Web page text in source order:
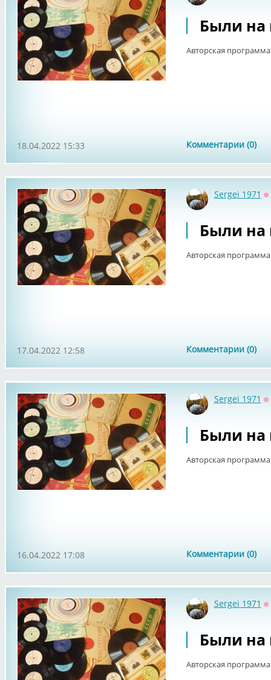
Были на
Авторская
Комментарии (0)
18.04.2022 15:33
Sergei 1971
Были на
Авторская
Комментарии (0)
17.04.2022 12:58
Sergei 1971
Были на
Авторская
Комментарии (0)
16.04.2022 17:08
Sergei 1971
Были на
Авторская